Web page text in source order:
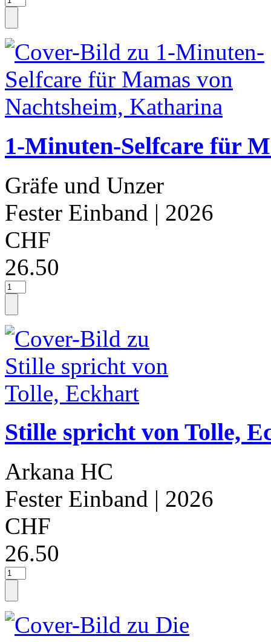
1-Minuten-Selfcare für
Gräfe und Unzer
Fester Einband | 2026
CHF
26.50
Stille spricht von Tolle,
Arkana HC
Fester Einband | 2026
CHF
26.50